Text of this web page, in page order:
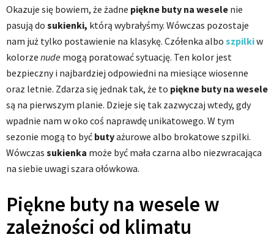
Okazuje się bowiem, że żadne piękne buty na wesele nie
pasują do sukienki, którą wybrałyśmy. Wówczas pozostaje
nam już tylko postawienie na klasykę. Czółenka albo szpilkiw
kolorze nude mogą poratować sytuację. Ten kolor jest
bezpieczny i najbardziej odpowiedni na miesiące wiosenne
oraz letnie. Zdarza się jednak tak, że to piękne buty na wesele
są na pierwszym planie. Dzieje się tak zazwyczaj wtedy, gdy
wpadnie nam w oko coś naprawdę unikatowego. W tym
sezonie mogą to być butyażurowe albo brokatowe szpilki.
Wówczas sukienka może być mała czarna albo niezwracająca
na siebie uwagi szara ołówkowa.
Piękne buty na wesele w
zależności od klimatu